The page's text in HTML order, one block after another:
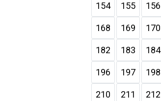
154 155 156
168 169 170
182 183 184
196 197 198
210 211 212